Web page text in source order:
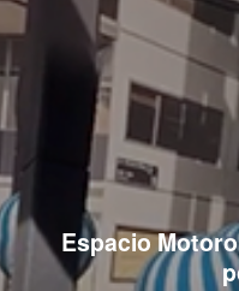
Espacio